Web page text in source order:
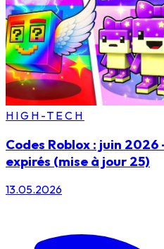
HIGH-TECH
Codes Roblox : juin
expirés (mise à jour 25)
13.05.2026